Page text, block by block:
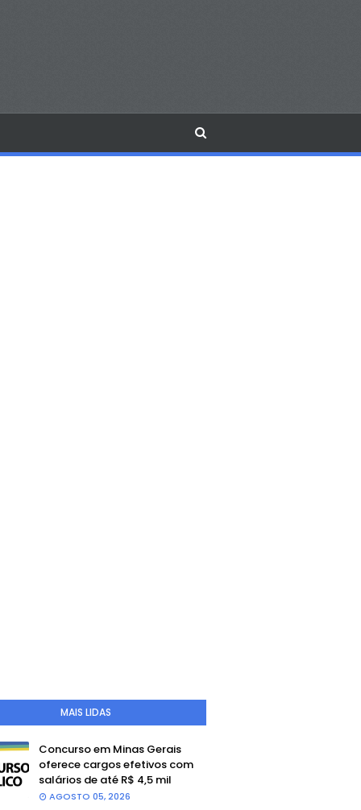
MAIS LIDAS
Concurso em Minas Gerais
oferece cargos efetivos com
salários de até R$ 4,5 mil
AGOSTO 05, 2026